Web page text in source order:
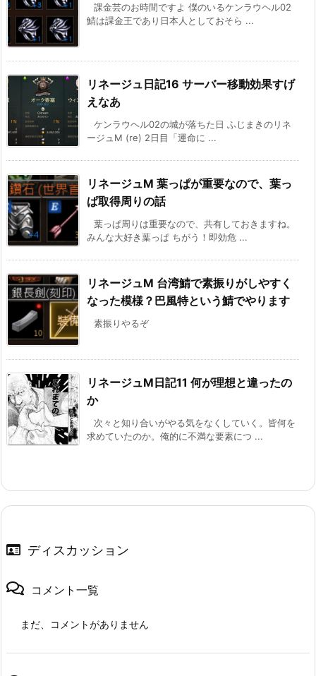
課金芸のお時間ですよ 僕のいるケンラウヘル02
鯖は課金王であり日本人としておそら ...
リネージュ日記16 サーバー移動効果すげ
えなあ
ケンラウヘル02の城が落ちた日 ふじまきのリネ
ージュM (re) 2日目「運命に ...
リネージュM 葉っぱが重要なので、葉っ
ぱ取得周りの話
葉っぱ周りは重要なので、共有しておきますね。
みんな大好き葉っぱ ちがう！即効危 ...
リネージュM 台湾鯖で素振りがしやすく
なった模様？巴風特という鯖でやります
素振りやるぞ
リネージュM日記11 何が理想と違ったの
か
次々と知り合いがやる気をなくしていく。皆何を
求めていたのか。俺的に不満な要素につ ...
ディスカッション
コメント一覧
まだ、コメントがありません